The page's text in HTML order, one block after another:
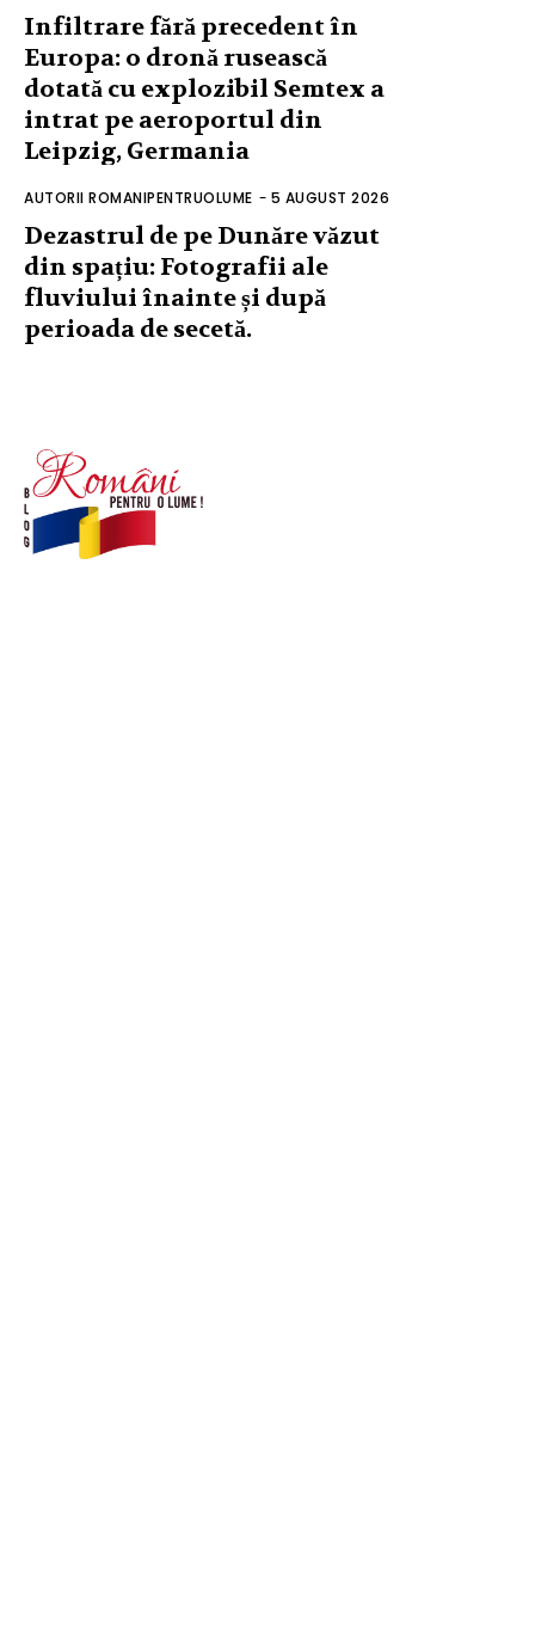
Infiltrare fără precedent în
Europa: o dronă rusească
dotată cu explozibil Semtex a
intrat pe aeroportul din
Leipzig, Germania
AUTORII ROMANIPENTRUOLUME - 5 AUGUST 2026
Dezastrul de pe Dunăre văzut
din spațiu: Fotografii ale
fluviului înainte și după
perioada de secetă.